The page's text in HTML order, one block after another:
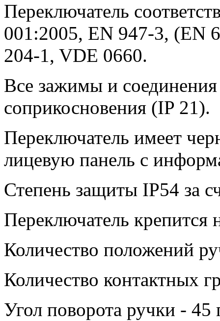
Переключатель
001:2005, EN 947-3, (EN
204-1, VDE 0660.
Все зажимы и
соприкосновения (IP 21).
Переключатель имеет
лицевую панель с
Степень защиты IP54 за
Переключатель
Количество положений
Количество контактных
Угол поворота ручки - 45